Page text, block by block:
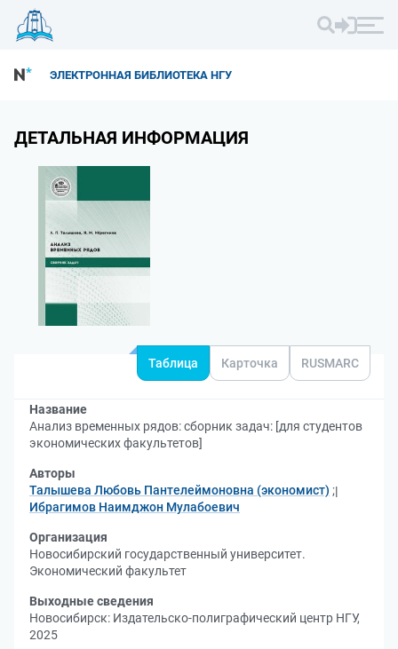
ЭЛЕКТРОННАЯ БИБЛИОТЕКА НГУ
ДЕТАЛЬНАЯ ИНФОРМАЦИЯ
Таблица Карточка RUSMARC
Название
Анализ временных рядов: сборник задач: [для студентов
экономических факультетов]
Авторы
Талышева Любовь Пантелеймоновна (экономист) ;
Ибрагимов Наимджон Мулабоевич
Организация
Новосибирский государственный университет.
Экономический факультет
Выходные сведения
Новосибирск: Издательско-полиграфический центр НГУ,
2025